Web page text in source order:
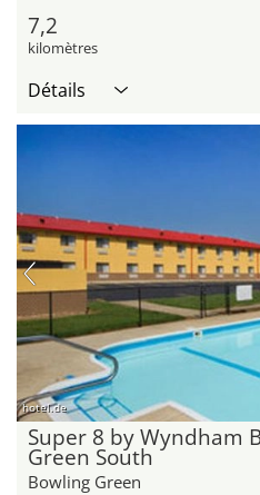
7,2
kilomètres
Détails
hotel.de
Super 8 by Wyndham
Green South
Bowling Green